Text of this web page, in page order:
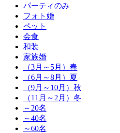
パーティのみ
フォト婚
ペット
会食
和装
家族婚
（3月～5月）春
（6月～8月）夏
（9月～10月）秋
（11月～2月）冬
～20名
～40名
～60名